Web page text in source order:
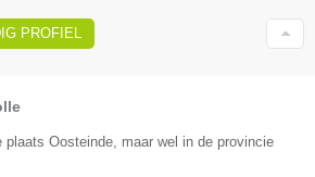
PROFIEL
plaats Oosteinde, maar wel in de provincie